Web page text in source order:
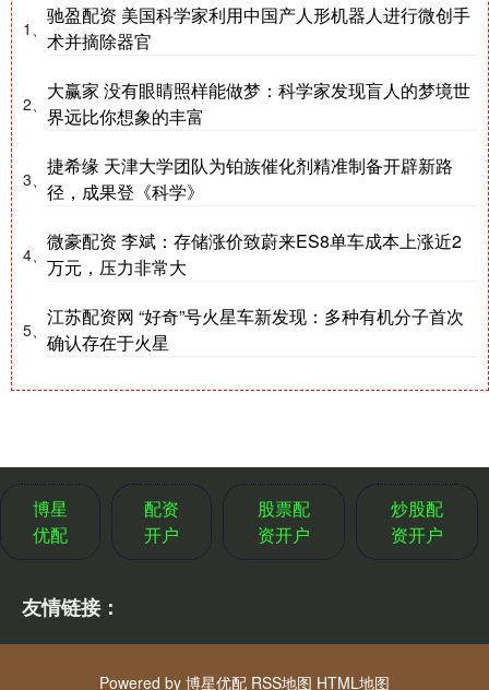
1、
驰盈配资 美国科学家利用中国产人形机器人进行微创手
术并摘除器官
2、
大赢家 没有眼睛照样能做梦：科学家发现盲人的梦境世
界远比你想象的丰富
3、
捷希缘 天津大学团队为铂族催化剂精准制备开辟新路
径，成果登《科学》
4、
微豪配资 李斌：存储涨价致蔚来ES8单车成本上涨近2
万元，压力非常大
5、
江苏配资网 “好奇”号火星车新发现：多种有机分子首次
确认存在于火星
博星
优配
配资
开户
股票配
资开户
炒股配
资开户
友情链接：
Powered by 博星优配 RSS地图 HTML地图